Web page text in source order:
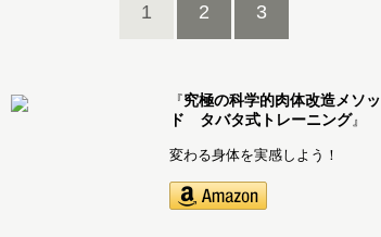
1 2 3
『究極の科学的肉体改造メソッ
ド タバタ式トレーニング』
変わる身体を実感しよう！